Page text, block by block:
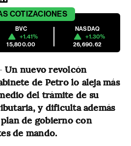
COTIZACIONES
BVC
+1.41%
15,800.00
NASDAQ
+1.30%
26,690.62
Un nuevo revolcón
de Petro lo aleja más
del trámite de su
y dificulta además
de gobierno con
de mando.